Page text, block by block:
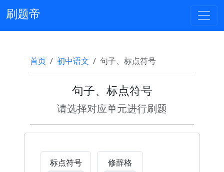
刷题帝
首页 初中语文 句子、标点符号
句子、标点符号
请选择对应单元进行刷题
标点符号 修辞格